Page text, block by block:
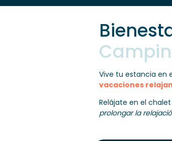
Vive tu estancia en
vacaciones
Relájate en el
prolongar la